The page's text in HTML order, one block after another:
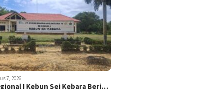
7, 2026
I Kebun Sei Kebara Beri…